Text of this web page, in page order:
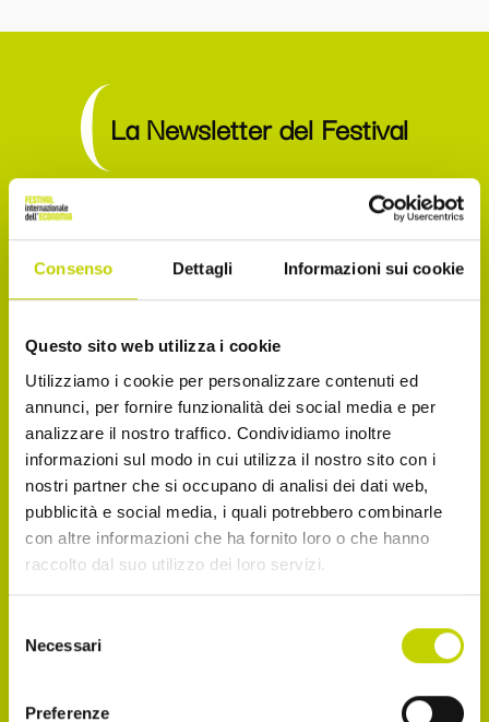
Consenso Dettagli Informazioni sui cookie
Questo sito web utilizza i cookie
Utilizziamo i cookie per personalizzare contenuti ed
annunci, per fornire funzionalità dei social media e per
analizzare il nostro traffico. Condividiamo inoltre
informazioni sul modo in cui utilizza il nostro sito con i
nostri partner che si occupano di analisi dei dati web,
pubblicità e social media, i quali potrebbero combinarle
con altre informazioni che ha fornito loro o che hanno
raccolto dal suo utilizzo dei loro servizi.
delNecessari
Preferenze
La Newsletter del Festival
Iscriviti alla Newsletter del Festival Internazionale
dell’Economia per essere sempre informato sulle
novità e gli appuntamenti in agenda!
Email
Dichiaro di avere più di 14 anni
Accetto di ricevere comunicazioni, come
indicato nel punto 2.b dell'informativa ex art. 13
Reg. UE 2016/679
Accetto la normativa sulla privacy